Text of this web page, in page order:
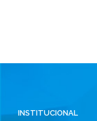
INSTITUCIONAL